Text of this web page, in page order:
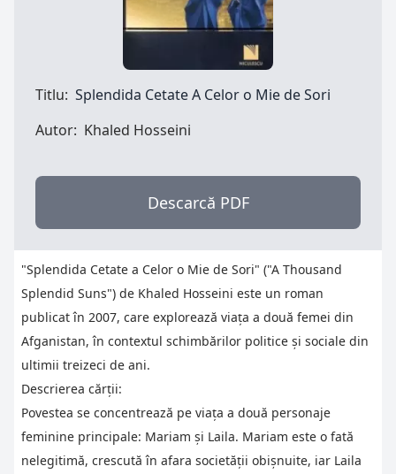
Titlu: Splendida Cetate A Celor o Mie de Sori
Autor: Khaled Hosseini
Descarcă PDF
"Splendida Cetate a Celor o Mie de Sori" ("A Thousand
Splendid Suns") de Khaled Hosseini este un roman
publicat în 2007, care explorează viața a două femei din
Afganistan, în contextul schimbărilor politice și sociale din
ultimii treizeci de ani.
Descrierea cărții:
Povestea se concentrează pe viața a două personaje
feminine principale: Mariam și Laila. Mariam este o fată
nelegitimă, crescută în afara societății obișnuite, iar Laila